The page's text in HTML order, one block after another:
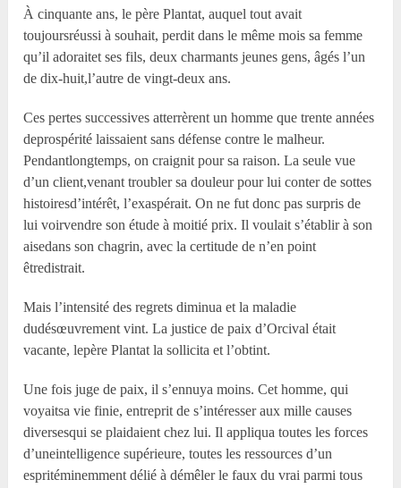
À cinquante ans, le père Plantat, auquel tout avait
toujoursréussi à souhait, perdit dans le même mois sa femme
qu’il adoraitet ses fils, deux charmants jeunes gens, âgés l’un
de dix-huit,l’autre de vingt-deux ans.
Ces pertes successives atterrèrent un homme que trente années
deprospérité laissaient sans défense contre le malheur.
Pendantlongtemps, on craignit pour sa raison. La seule vue
d’un client,venant troubler sa douleur pour lui conter de sottes
histoiresd’intérêt, l’exaspérait. On ne fut donc pas surpris de
lui voirvendre son étude à moitié prix. Il voulait s’établir à son
aisedans son chagrin, avec la certitude de n’en point
êtredistrait.
Mais l’intensité des regrets diminua et la maladie
dudésœuvrement vint. La justice de paix d’Orcival était
vacante, lepère Plantat la sollicita et l’obtint.
Une fois juge de paix, il s’ennuya moins. Cet homme, qui
voyaitsa vie finie, entreprit de s’intéresser aux mille causes
diversesqui se plaidaient chez lui. Il appliqua toutes les forces
d’uneintelligence supérieure, toutes les ressources d’un
espritéminemment délié à démêler le faux du vrai parmi tous